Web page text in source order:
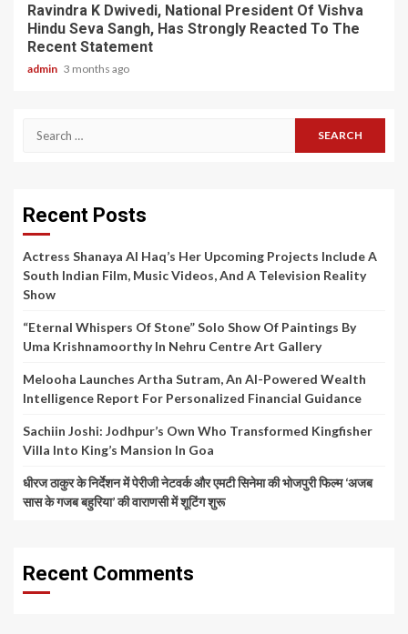
Ravindra K Dwivedi, National President Of Vishva
Hindu Seva Sangh, Has Strongly Reacted To The
Recent Statement
admin 3 months ago
Search
Recent Posts
Actress Shanaya Al Haq’s Her Upcoming Projects Include A
South Indian Film, Music Videos, And A Television Reality
Show
“Eternal Whispers Of Stone” Solo Show Of Paintings By
Uma Krishnamoorthy In Nehru Centre Art Gallery
Melooha Launches Artha Sutram, An AI-Powered Wealth
Intelligence Report For Personalized Financial Guidance
Sachiin Joshi: Jodhpur’s Own Who Transformed Kingfisher
Villa Into King’s Mansion In Goa
धीरज ठाकुर के निर्देशन में पेरीजी नेटवर्क और एमटी सिनेमा की भोजपुरी फिल्म ‘अजब
सास के गजब बहुरिया’ की वाराणसी में शूटिंग शुरू
Recent Comments